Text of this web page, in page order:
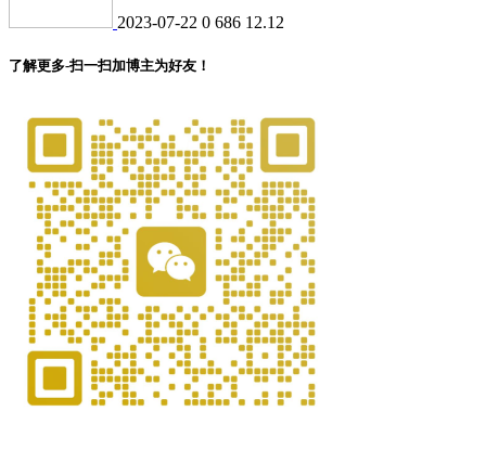
2023-07-22 0 686 12.12
了解更多-扫一扫加博主为好友！